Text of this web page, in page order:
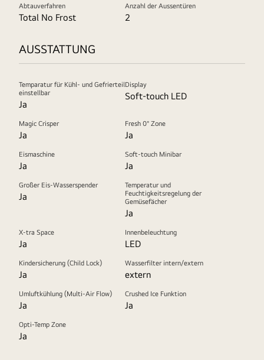
Abtauverfahren
Total No Frost
Anzahl der Aussentüren
2
AUSSTATTUNG
Temparatur für Kühl- und Gefrierteil
einstellbar
Ja
Display
Soft-touch LED
Magic Crisper
Ja
Fresh 0° Zone
Ja
Eismaschine
Ja
Soft-touch Minibar
Ja
Großer Eis-Wasserspender
Ja
Temperatur und
Feuchtigkeitsregelung der
Gemüsefächer
Ja
X-tra Space
Ja
Innenbeleuchtung
LED
Kindersicherung (Child Lock)
Ja
Wasserfilter intern/extern
extern
Umluftkühlung (Multi-Air Flow)
Ja
Crushed Ice Funktion
Ja
Opti-Temp Zone
Ja